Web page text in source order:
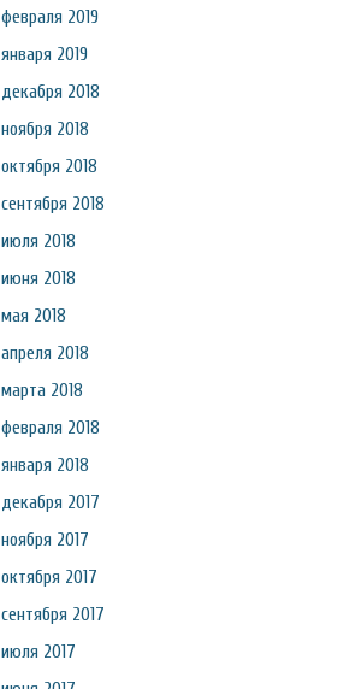
февраля 2019
января 2019
декабря 2018
ноября 2018
октября 2018
сентября 2018
июля 2018
июня 2018
мая 2018
апреля 2018
марта 2018
февраля 2018
января 2018
декабря 2017
ноября 2017
октября 2017
сентября 2017
июля 2017